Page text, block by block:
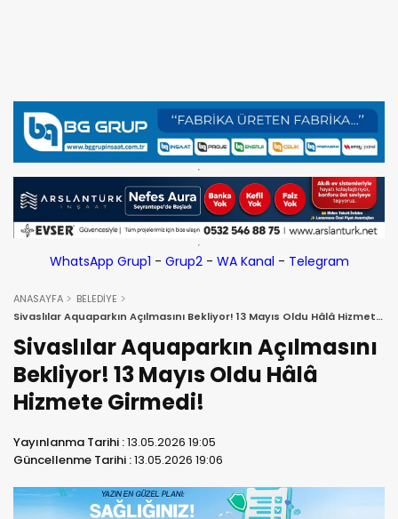
WhatsApp Grup1 - Grup2- WA Kanal - Telegram
ANASAYFA
BELEDİYE
Sivaslılar Aquaparkın Açılmasını Bekliyor! 13 Mayıs Oldu Hâlâ Hizmete
Girmedi!
Sivaslılar Aquaparkın Açılmasını
Bekliyor! 13 Mayıs Oldu Hâlâ
Hizmete Girmedi!
Yayınlanma Tarihi :13.05.2026 19:05
Güncellenme Tarihi :13.05.2026 19:06